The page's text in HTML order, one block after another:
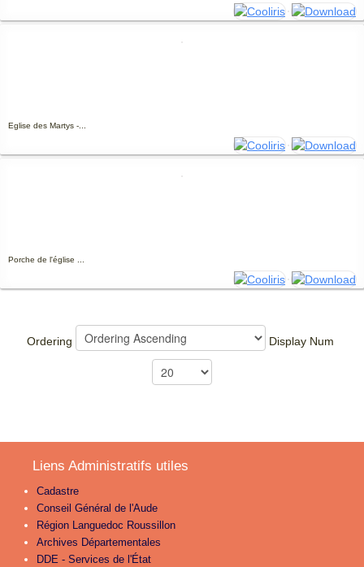
Eglise des Martys -...
Porche de l'église ...
Ordering Display Num
Liens Administratifs utiles
Cadastre
Conseil Général de l'Aude
Région Languedoc Roussillon
Archives Départementales
DDE - Services de l'État